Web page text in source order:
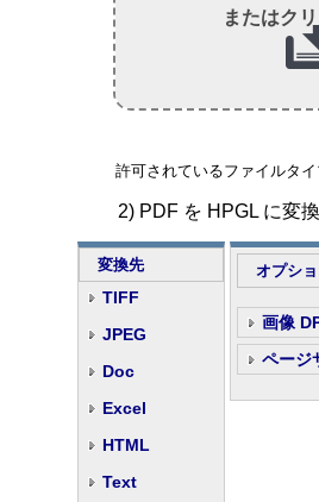
またはク
許可されているファイルタ
2) PDF を HPGL に変
変換先
TIFF
JPEG
Doc
Excel
HTML
Text
オプシ
画像
ページ